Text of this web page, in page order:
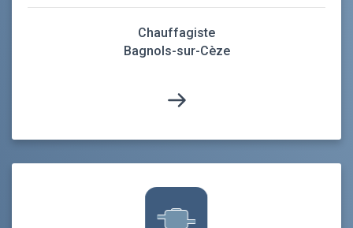
Chauffagiste
Bagnols-sur-Cèze